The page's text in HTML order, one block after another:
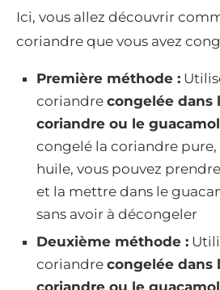
Ici, vous allez découvrir
coriandre que vous avez
Première méthode :
coriandre congelée dans
coriandre ou le
congelé la coriandre pure,
huile, vous pouvez
et la mettre dans le
sans avoir à décongeler
Deuxième méthode :
coriandre congelée dans